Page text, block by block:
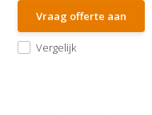
Vraag offerte aan
Vergelijk